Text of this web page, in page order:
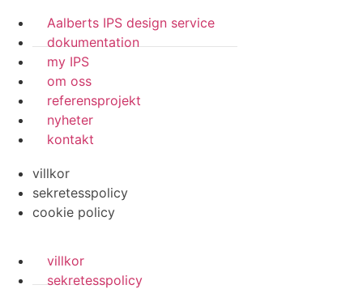
Aalberts IPS design service
dokumentation
my IPS
om oss
referensprojekt
nyheter
kontakt
villkor
sekretesspolicy
cookie policy
villkor
sekretesspolicy